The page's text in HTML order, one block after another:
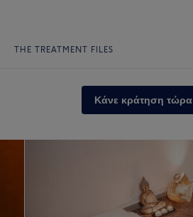
THE TREATMENT FILES
Κάνε κράτηση τώρα